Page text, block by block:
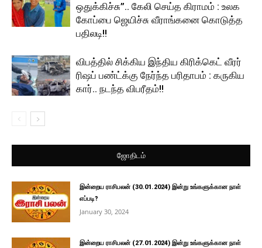
ஒதுக்கிச்சு”.. கேலி செய்த கிராமம் : உலக
கோப்பை ஜெயிச்சு வீராங்கனை கொடுத்த
பதிலடி!!
விபத்தில் சிக்கிய இந்திய கிரிக்கெட் வீரர்
ரிஷப் பண்ட்க்கு நேர்ந்த பரிதாபம் : கருகிய
கார்.. நடந்த விபரீதம்!!
ஜோதிடம்
இன்றைய ராசிபலன் (30.01.2024) இன்று உங்களுக்கான நாள்
எப்படி?
January 30, 2024
இன்றைய ராசிபலன் (27.01.2024) இன்று உங்களுக்கான நாள்